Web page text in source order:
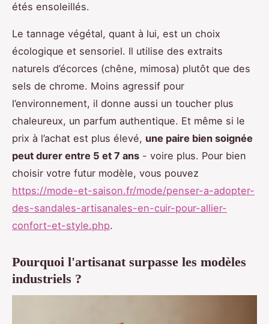
étés ensoleillés.
Le tannage végétal, quant à lui, est un choix
écologique et sensoriel. Il utilise des extraits
naturels d’écorces (chêne, mimosa) plutôt que des
sels de chrome. Moins agressif pour
l’environnement, il donne aussi un toucher plus
chaleureux, un parfum authentique. Et même si le
prix à l’achat est plus élevé, une paire bien soignée
peut durer entre 5 et 7 ans - voire plus. Pour bien
choisir votre futur modèle, vous pouvez
https://mode-et-saison.fr/mode/penser-a-adopter-
des-sandales-artisanales-en-cuir-pour-allier-
confort-et-style.php.
Pourquoi l'artisanat surpasse les modèles
industriels ?